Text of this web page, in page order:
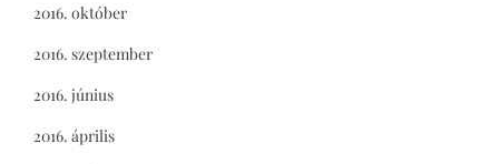
2016. október
2016. szeptember
2016. június
2016. április